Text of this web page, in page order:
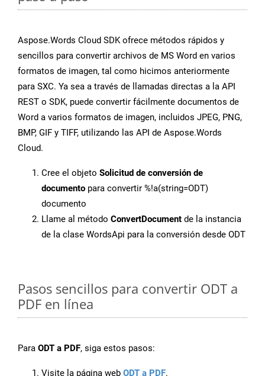
Aspose.Words Cloud SDK ofrece métodos rápidos y
sencillos para convertir archivos de MS Word en varios
formatos de imagen, tal como hicimos anteriormente
para SXC. Ya sea a través de llamadas directas a la API
REST o SDK, puede convertir fácilmente documentos de
Word a varios formatos de imagen, incluidos JPEG, PNG,
BMP, GIF y TIFF, utilizando las API de Aspose.Words
Cloud.
Cree el objeto Solicitud de conversión de
documento para convertir %!a(string=ODT)
documento
Llame al método ConvertDocument de la instancia
de la clase WordsApi para la conversión desde ODT
Pasos sencillos para convertir ODT a
PDF en línea
Para ODT a PDF, siga estos pasos:
Visite la página web ODT a PDF.